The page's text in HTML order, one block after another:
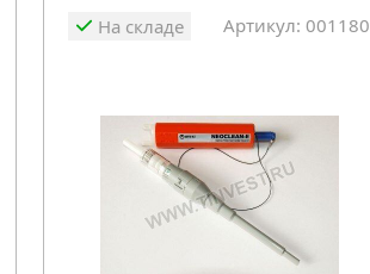
На складе Артикул: 001180